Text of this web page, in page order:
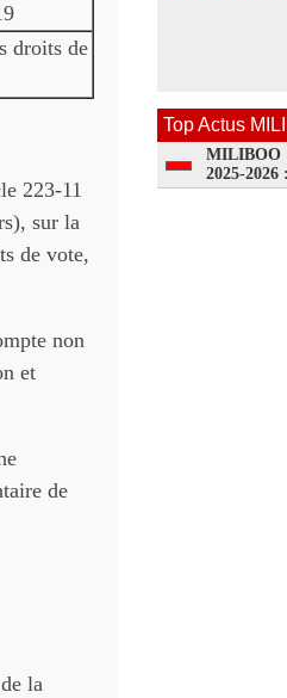
droits de
223-11
sur la
de vote,
non
et
de
la
Top Actus
MILIBOO
2025-